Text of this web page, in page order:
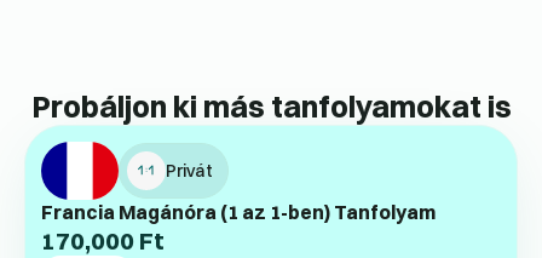
Probáljon ki más tanfolyamokat is
Privát
Francia Magánóra (1 az 1-ben) Tanfolyam
170,000 Ft